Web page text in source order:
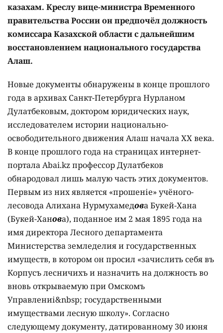
казахам. Креслу вице-министра Временного
правительства России он предпочёл должность
комиссара Казахской области с дальнейшим
восстановлением национального государства
Алаш.
Новые документы обнаружены в конце прошлого
года в архивах Санкт-Петербурга Нурланом
Дулатбековым, доктором юридических наук,
исследователем истории национально-
освободительного движения Алаш начала ХХ века.
В конце прошлого года на страницах интернет-
портала Abai.kz профессор Дулатбеков
обнародовал лишь малую часть этих документов.
Первым из них является «прошеніе» учёного-
лесовода Алихана Нурмухамедова Букей-Хана
(Букей-Ханова), поданное им 2 мая 1895 года на
имя директора Лесного департамента
Министерства земледелия и государственных
имуществ, в котором он просил «зачислить себя въ
Корпусъ лесничихъ и назначить на должность во
вновь открываемую при Омскомъ
Управлениі&nbsp; государственными
имуществами лесную школу». Согласно
следующему документу, датированному 30 июня